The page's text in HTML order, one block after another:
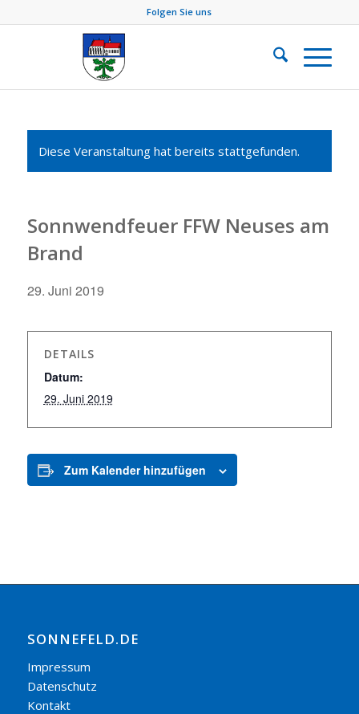
Folgen Sie uns
Diese Veranstaltung hat bereits stattgefunden.
Sonnwendfeuer FFW Neuses am
Brand
29. Juni 2019
DETAILS
Datum:
29. Juni 2019
Zum Kalender hinzufügen
SONNEFELD.DE
Impressum
Datenschutz
Kontakt